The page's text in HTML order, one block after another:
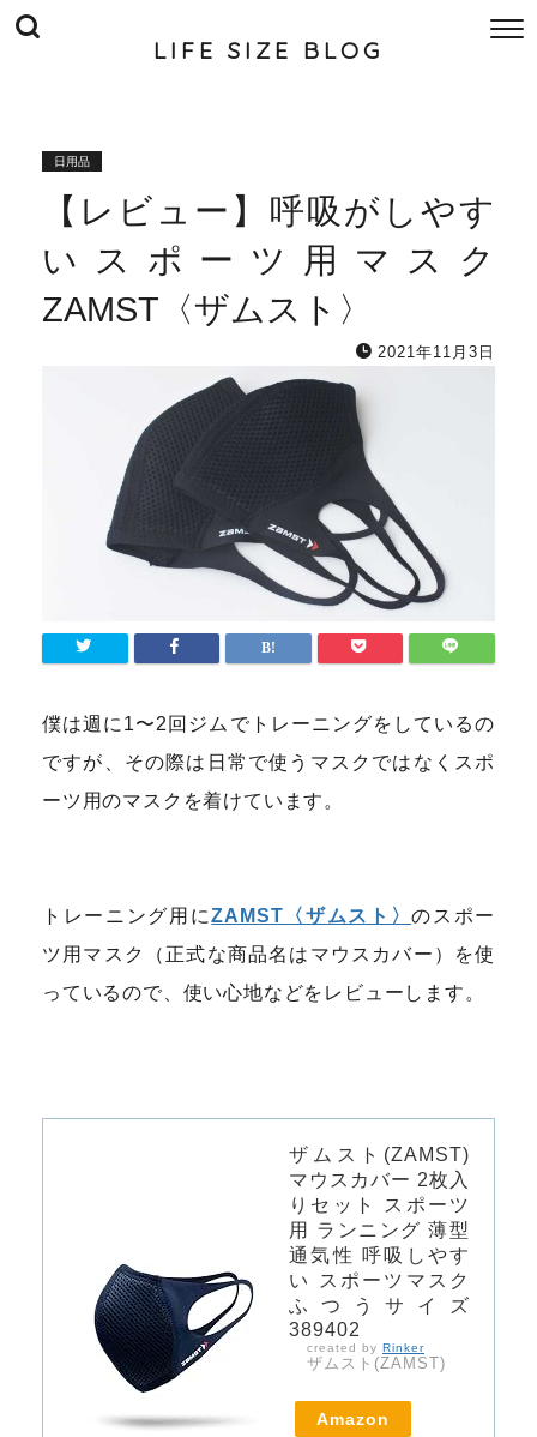
LIFE SIZE BLOG
日用品
【レビュー】呼吸がしやす
いスポーツ用マスク
ZAMST〈ザムスト〉
2021年11月3日
僕は週に1〜2回ジムでトレーニングをしているの
ですが、その際は日常で使うマスクではなくスポ
ーツ用のマスクを着けています。
トレーニング用にZAMST〈ザムスト〉のスポー
ツ用マスク（正式な商品名はマウスカバー）を使
っているので、使い心地などをレビューします。
ザムスト(ZAMST)
マウスカバー 2枚入
りセット スポーツ
用 ランニング 薄型
通気性 呼吸しやす
い スポーツマスク
ふつうサイズ
389402
created by Rinker
ザムスト(ZAMST)
Amazon